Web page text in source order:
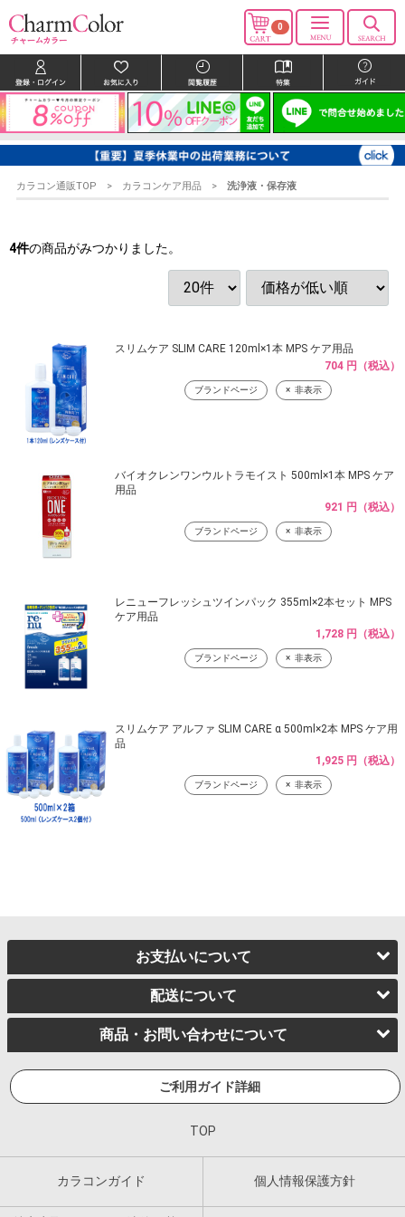
0
カラコン通販TOP カラコンケア用品 洗浄液・保存液
4件の商品がみつかりました。
スリムケア SLIM CARE 120ml×1本 MPS ケア用品
704 円（税込）
ブランドページ 非表示
バイオクレンワンウルトラモイスト 500ml×1本 MPS ケア
用品
921 円（税込）
ブランドページ 非表示
レニューフレッシュツインパック 355ml×2本セット MPS
ケア用品
1,728 円（税込）
ブランドページ 非表示
スリムケア アルファ SLIM CARE α 500ml×2本 MPS ケア用
品
1,925 円（税込）
ブランドページ 非表示
お支払いについて
配送について
商品・お問い合わせについて
ご利用ガイド詳細
TOP
カラコンガイド 個人情報保護方針